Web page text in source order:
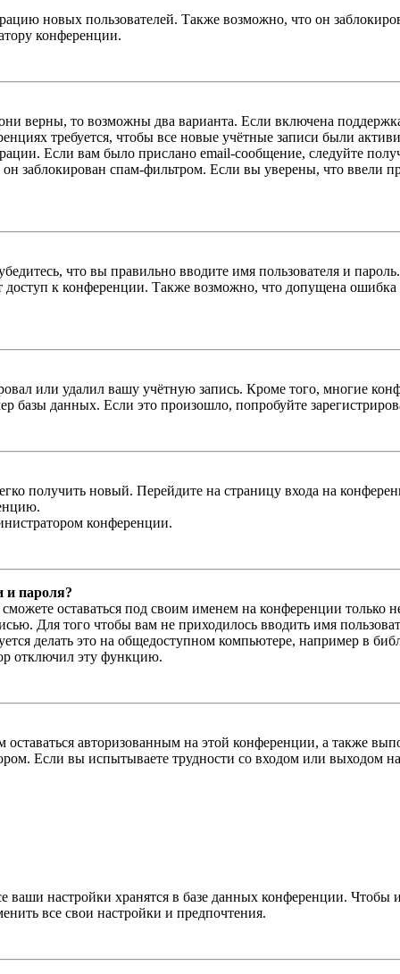
новых пользователей. Также возможно, что он
конференции.
верны, то возможны два варианта. Если включена
требуется, чтобы все новые учётные записи были
Если вам было прислано email-сообщение, следуйте
заблокирован спам-фильтром. Если вы уверены, что ввели
что вы правильно вводите имя пользователя и
к конференции. Также возможно, что допущена
или удалил вашу учётную запись. Кроме того, многие
данных. Если это произошло, попробуйте
получить новый. Перейдите на страницу входа на
конференции.
и пароля?
оставаться под своим именем на конференции только
Для того чтобы вам не приходилось вводить имя
делать это на общедоступном компьютере, например в
отключил эту функцию.
оставаться авторизованным на этой конференции, а также
Если вы испытываете трудности со входом или выходом
ваши настройки хранятся в базе данных конференции.
все свои настройки и предпочтения.